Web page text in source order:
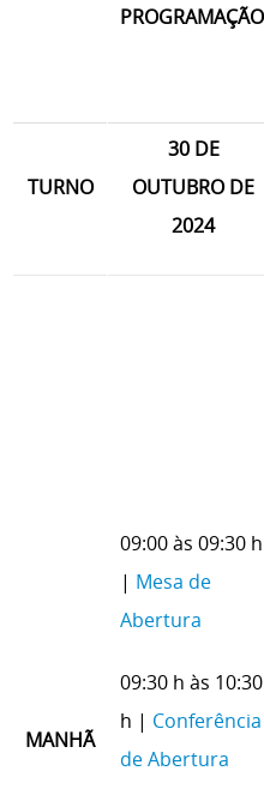
TURNO
30 DE
OUTUBRO DE
2024
MANHÃ
09:00 às 09:30 h
| Mesa de
Abertura
09:30 h às 10:30
h | Conferência
de Abertura